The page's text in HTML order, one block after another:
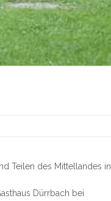
Teilen des Mittellandes in
Dürrbach bei